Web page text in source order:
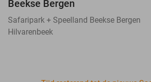
Beekse Bergen
Safaripark + Speelland Beekse Bergen
Hilvarenbeek